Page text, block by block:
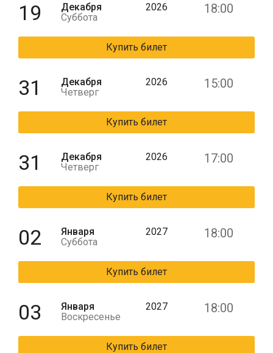
19
Декабря
Суббота
2026 18:00
Купить билет
31
Декабря
Четверг
2026 15:00
Купить билет
31
Декабря
Четверг
2026 17:00
Купить билет
02
Января
Суббота
2027 18:00
Купить билет
03
Января
Воскресенье
2027 18:00
Купить билет